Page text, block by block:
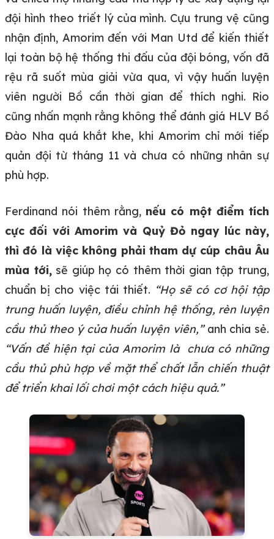
đội hình theo triết lý của mình. Cựu trung vệ cũng
nhận định, Amorim đến với Man Utd để kiến thiết
lại toàn bộ hệ thống thi đấu của đội bóng, vốn đã
rệu rã suốt mùa giải vừa qua, vì vậy huấn luyện
viên người Bồ cần thời gian để thích nghi. Rio
cũng nhấn mạnh rằng không thể đánh giá HLV Bồ
Đào Nha quá khắt khe, khi Amorim chỉ mới tiếp
quản đội từ tháng 11 và chưa có những nhân sự
phù hợp.
Ferdinand nói thêm rằng, nếu có một điểm tích
cực đối với Amorim và Quỷ Đỏ ngay lúc này,
thì đó là việc không phải tham dự cúp châu Âu
mùa tới,sẽ giúp họ có thêm thời gian tập trung,
chuẩn bị cho việc tái thiết. “Họ sẽ có cơ hội tập
trung huấn luyện, điều chỉnh hệ thống, rèn luyện
cầu thủ theo ý của huấn luyện viên,”anh chia sẻ.
“Vấn đề hiện tại của Amorim là chưa có những
cầu thủ phù hợp về mặt thể chất lẫn chiến thuật
để triển khai lối chơi một cách hiệu quả.”